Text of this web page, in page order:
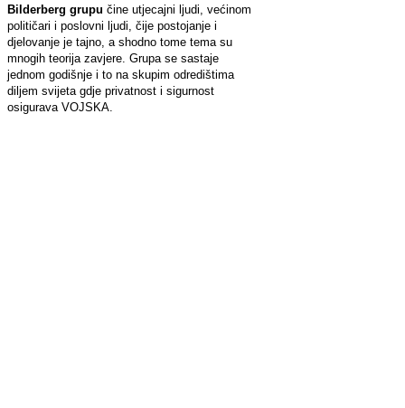
Bilderberg grupu čine utjecajni ljudi, većinom
političari i poslovni ljudi, čije postojanje i
djelovanje je tajno, a shodno tome tema su
mnogih teorija zavjere. Grupa se sastaje
jednom godišnje i to na skupim odredištima
diljem svijeta gdje privatnost i sigurnost
osigurava VOJSKA.